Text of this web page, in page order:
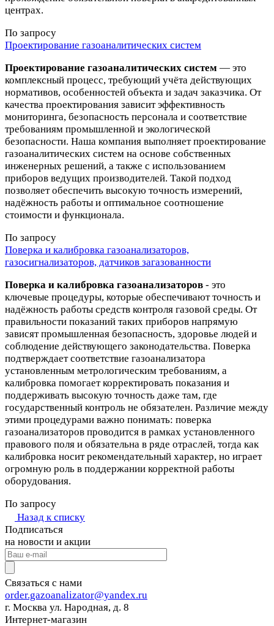
центрах.
По запросу
Проектирование газоаналитических систем
Проектирование газоаналитических систем — это
комплексный процесс, требующий учёта действующих
нормативов, особенностей объекта и задач заказчика. От
качества проектирования зависит эффективность
мониторинга, безопасность персонала и соответствие
требованиям промышленной и экологической
безопасности. Наша компания выполняет проектирование
газоаналитических систем на основе собственных
инженерных решений, а также с использованием
приборов ведущих производителей. Такой подход
позволяет обеспечить высокую точность измерений,
надёжность работы и оптимальное соотношение
стоимости и функционала.
По запросу
Поверка и калибровка газоанализаторов,
газосигнализаторов, датчиков загазованности
Поверка и калибровка газоанализаторов - это
ключевые процедуры, которые обеспечивают точность и
надёжность работы средств контроля газовой среды. От
правильности показаний таких приборов напрямую
зависят промышленная безопасность, здоровье людей и
соблюдение действующего законодательства. Поверка
подтверждает соответствие газоанализатора
установленным метрологическим требованиям, а
калибровка помогает корректировать показания и
поддерживать высокую точность даже там, где
государственный контроль не обязателен. Различие между
этими процедурами важно понимать: поверка
газоанализаторов проводится в рамках установленного
правового поля и обязательна в ряде отраслей, тогда как
калибровка носит рекомендательный характер, но играет
огромную роль в поддержании корректной работы
оборудования.
По запросу
Назад к списку
Подписаться
на новости и акции
Связаться с нами
order.gazoanalizator@yandex.ru
г. Москва ул. Народная, д. 8
Интернет-магазин